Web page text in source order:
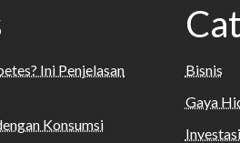
Ini Penjelasan
Konsumsi
Bisnis
Gaya
Investasi